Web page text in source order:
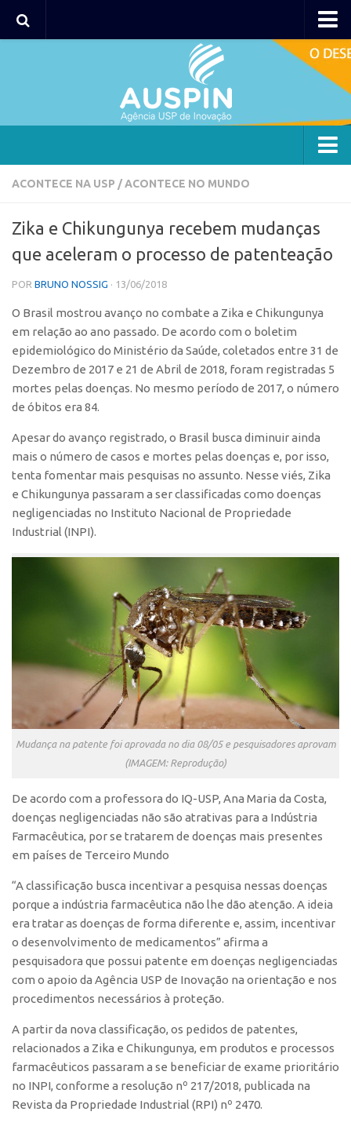
Agência
Coordenação
Polos
Polo Capital
Polo Lorena
Polo Ribeirão Preto
Polo São Carlos
Programas
Bolsa Startup USP
Conexão USP
Conexão Inter-USP
Inteligência Competitiva
Pesquisa na USP
EMBRAPIIs
CEPIDs
CEPIX
PRPI/USP
Comunicação
Eventos
Agenda AUSPIN
Fala Inovação
Premiações
Edição 2025
Edição 2019
Edição 2017
Inovação em Números
ACONTECE NA USP /ACONTECE NO MUNDO
Zika e Chikungunya recebem mudanças
que aceleram o processo de patenteação
POR BRUNO NOSSIG · 13/06/2018
O Brasil mostrou avanço no combate a Zika e Chikungunya
em relação ao ano passado. De acordo com o boletim
epidemiológico do Ministério da Saúde, coletados entre 31 de
Dezembro de 2017 e 21 de Abril de 2018, foram registradas 5
mortes pelas doenças. No mesmo período de 2017, o número
de óbitos era 84.
Apesar do avanço registrado, o Brasil busca diminuir ainda
mais o número de casos e mortes pelas doenças e, por isso,
tenta fomentar mais pesquisas no assunto. Nesse viés, Zika
e Chikungunya passaram a ser classificadas como doenças
negligenciadas no Instituto Nacional de Propriedade
Industrial (INPI).
Mudança na patente foi aprovada no dia 08/05 e pesquisadores aprovam
(IMAGEM: Reprodução)
De acordo com a professora do IQ-USP, Ana Maria da Costa,
doenças negligenciadas não são atrativas para a Indústria
Farmacêutica, por se tratarem de doenças mais presentes
em países de Terceiro Mundo
“A classificação busca incentivar a pesquisa nessas doenças
porque a indústria farmacêutica não lhe dão atenção. A ideia
era tratar as doenças de forma diferente e, assim, incentivar
o desenvolvimento de medicamentos” afirma a
pesquisadora que possui patente em doenças negligenciadas
com o apoio da Agência USP de Inovação na orientação e nos
procedimentos necessários à proteção.
A partir da nova classificação, os pedidos de patentes,
relacionados a Zika e Chikungunya, em produtos e processos
farmacêuticos passaram a se beneficiar de exame prioritário
no INPI, conforme a resolução nº 217/2018, publicada na
Revista da Propriedade Industrial (RPI) nº 2470.